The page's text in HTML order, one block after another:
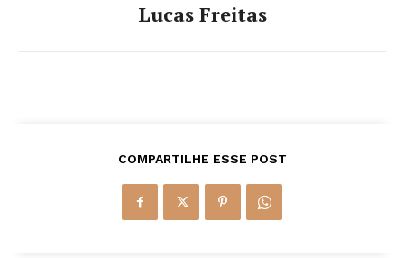
Lucas Freitas
COMPARTILHE ESSE POST